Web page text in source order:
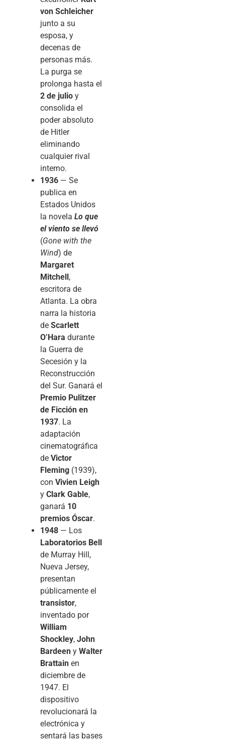
von Schleicher
junto a su
esposa, y
decenas de
personas más.
La purga se
prolonga hasta el
2 de julio y
consolida el
poder absoluto
de Hitler
eliminando
cualquier rival
interno.
1936 — Se
publica en
Estados Unidos
la novela Lo que
el viento se llevó
(Gone with the
Wind) de
Margaret
Mitchell,
escritora de
Atlanta. La obra
narra la historia
de Scarlett
O’Hara durante
la Guerra de
Secesión y la
Reconstrucción
del Sur. Ganará el
Premio Pulitzer
de Ficción en
1937. La
adaptación
cinematográfica
de Victor
Fleming (1939),
con Vivien Leigh
y Clark Gable,
ganará 10
premios Óscar.
1948 — Los
Laboratorios Bell
de Murray Hill,
Nueva Jersey,
presentan
públicamente el
transistor,
inventado por
William
Shockley, John
Bardeen y Walter
Brattain en
diciembre de
1947. El
dispositivo
revolucionará la
electrónica y
sentará las bases